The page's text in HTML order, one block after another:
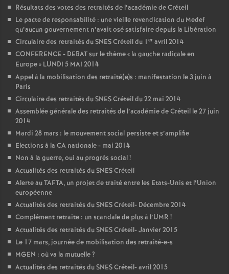
Résultats des votes des retraités de l’académie de Créteil
Le pacte de responsabilité : une vieille revendication du Medef
qu’aucun gouvernement n’avait osé satisfaire depuis la Libération
Circulaire des retraités duSNESCréteil du 1 er avril 2014
CONFERENCE - DEBATsur le thème « la gauche radicale en
Europe» LUNDI 5 MAI 2014
Appel à la mobilisation des retraité(e)s : manifestation le 3 juin à
Paris
Circulaire des retraités duSNESCréteil du 22 mai 2014
Assemblée générale des retraités de l’académie de Créteil le 27 juin
2014
Mardi 28 mars : le mouvement social persiste et s’amplifie
Elections à la CA nationale - mai 2014
Non à la guerre, oui au progrès social!
Actualités des retraités duSNESCréteil
Alerte auTAFTA, un projet de traité entre les Etats-Unis et l’Union
européenne
Actualités des retraités duSNESCréteil- Décembre 2014
Complément retraite : un scandale de plus à l’UMR !
Actualités des retraités duSNESCréteil- Janvier 2015
Le 17 mars, journée de mobilisation des retraité-e-s
MGEN : où va la mutuelle?
Actualités des retraités duSNESCréteil- avril 2015